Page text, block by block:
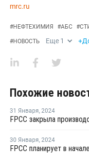
mrc.ru
#НЕФТЕХИМИЯ #АБС #
#НОВОСТЬ Еще 1
Похожие
31 Января, 2024
30 Января, 2024